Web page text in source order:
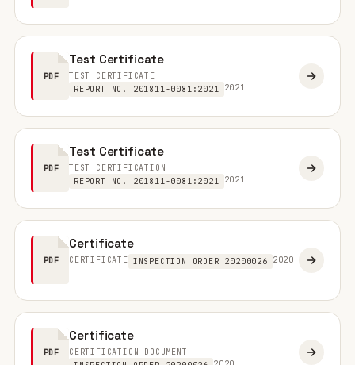
PDF
Test Certificate
TEST CERTIFICATE
REPORT NO. 201811-0081:2021
2021
PDF
Test Certificate
TEST CERTIFICATION
REPORT NO. 201811-0081:2021
2021
PDF
Certificate
CERTIFICATE INSPECTION ORDER 20200026 2020
PDF
Certificate
CERTIFICATION DOCUMENT